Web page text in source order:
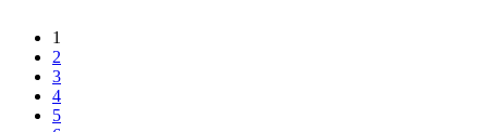
1
2
3
4
5